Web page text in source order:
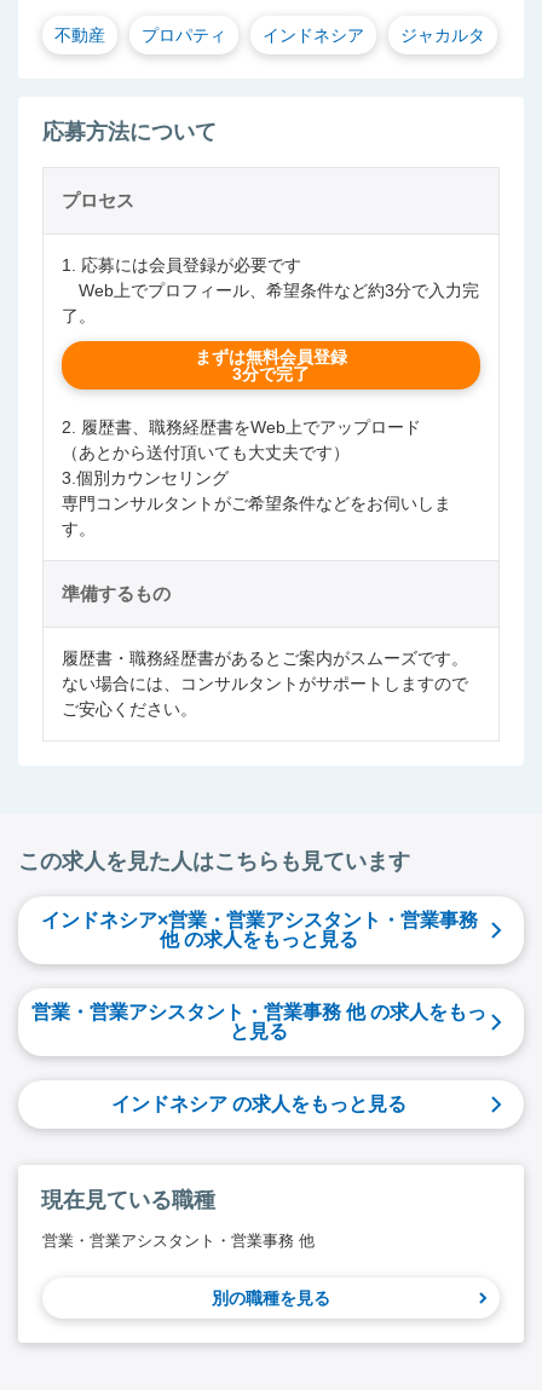
不動産 プロパティ インドネシア ジャカルタ
応募方法について
プロセス
1. 応募には会員登録が必要です
Web上でプロフィール、希望条件など約3分で入力完
了。
まずは無料会員登録
3分で完了
2. 履歴書、職務経歴書をWeb上でアップロード
（あとから送付頂いても大丈夫です）
3.個別カウンセリング
専門コンサルタントがご希望条件などをお伺いしま
す。
準備するもの
履歴書・職務経歴書があるとご案内がスムーズです。
ない場合には、コンサルタントがサポートしますので
ご安心ください。
この求人を見た人はこちらも見ています
インドネシア×営業・営業アシスタント・営業事務
他 の求人をもっと見る
営業・営業アシスタント・営業事務 他 の求人をもっ
と見る
インドネシア の求人をもっと見る
現在見ている職種
営業・営業アシスタント・営業事務 他
別の職種を見る